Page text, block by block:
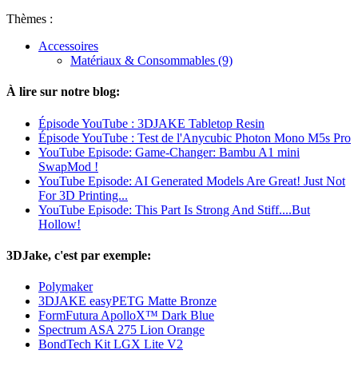
Thèmes :
Accessoires
Matériaux & Consommables (9)
À lire sur notre blog:
Épisode YouTube : 3DJAKE Tabletop Resin
Épisode YouTube : Test de l'Anycubic Photon Mono M5s Pro
YouTube Episode: Game-Changer: Bambu A1 mini
SwapMod !
YouTube Episode: AI Generated Models Are Great! Just Not
For 3D Printing...
YouTube Episode: This Part Is Strong And Stiff....But
Hollow!
3DJake, c'est par exemple:
Polymaker
3DJAKE easyPETG Matte Bronze
FormFutura ApolloX™ Dark Blue
Spectrum ASA 275 Lion Orange
BondTech Kit LGX Lite V2